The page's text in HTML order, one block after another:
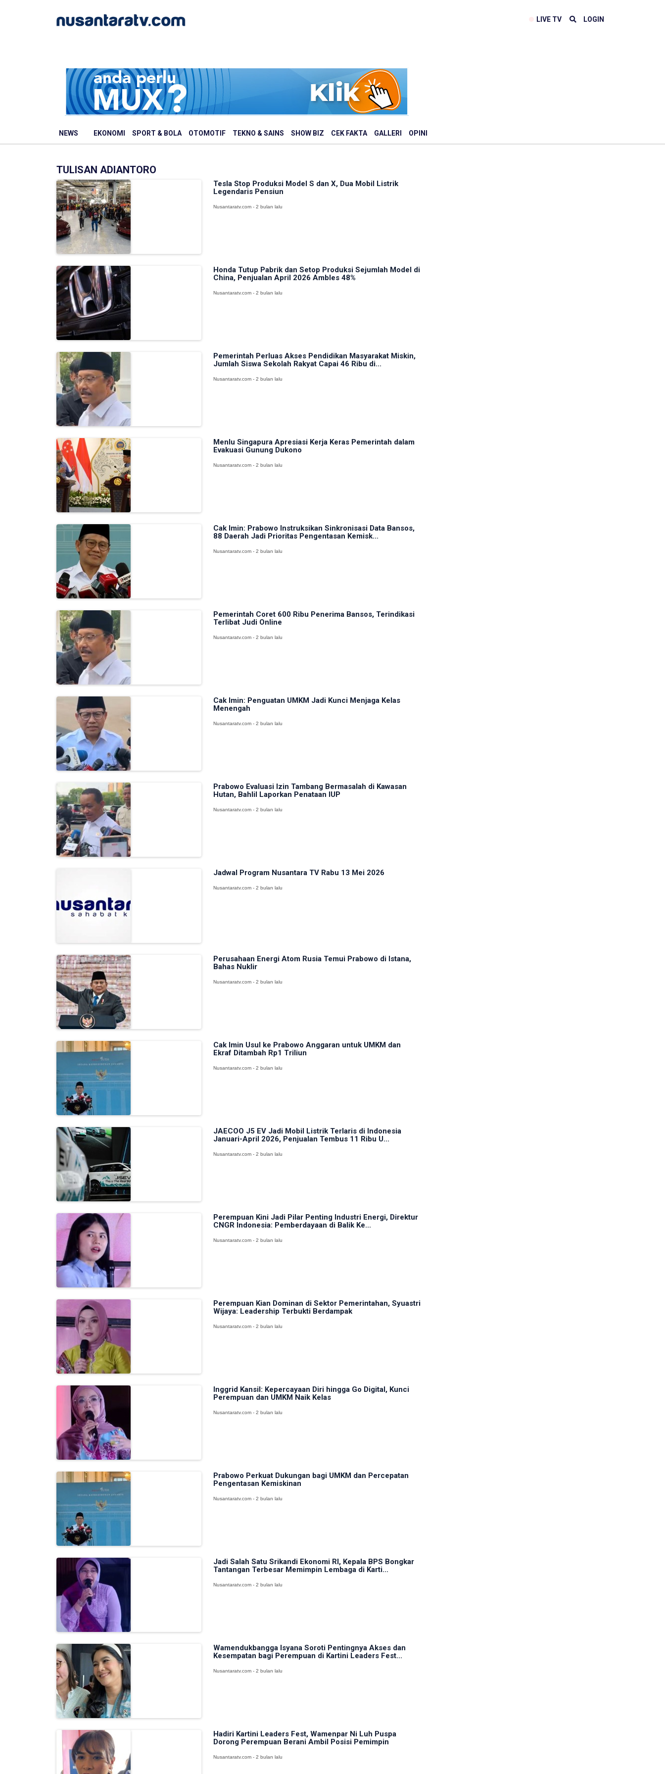
LIVE TV LOGIN
NEWS EKONOMI SPORT & BOLA OTOMOTIF TEKNO & SAINS SHOW BIZ CEK FAKTA GALLERI OPINI
TULISAN ADIANTORO
Tesla Stop Produksi Model S dan X, Dua Mobil Listrik
Legendaris Pensiun
Nusantaratv.com - 2 bulan lalu
Honda Tutup Pabrik dan Setop Produksi Sejumlah Model di
China, Penjualan April 2026 Ambles 48%
Nusantaratv.com - 2 bulan lalu
Pemerintah Perluas Akses Pendidikan Masyarakat Miskin,
Jumlah Siswa Sekolah Rakyat Capai 46 Ribu di...
Nusantaratv.com - 2 bulan lalu
Menlu Singapura Apresiasi Kerja Keras Pemerintah dalam
Evakuasi Gunung Dukono
Nusantaratv.com - 2 bulan lalu
Cak Imin: Prabowo Instruksikan Sinkronisasi Data Bansos,
88 Daerah Jadi Prioritas Pengentasan Kemisk...
Nusantaratv.com - 2 bulan lalu
Pemerintah Coret 600 Ribu Penerima Bansos, Terindikasi
Terlibat Judi Online
Nusantaratv.com - 2 bulan lalu
Cak Imin: Penguatan UMKM Jadi Kunci Menjaga Kelas
Menengah
Nusantaratv.com - 2 bulan lalu
Prabowo Evaluasi Izin Tambang Bermasalah di Kawasan
Hutan, Bahlil Laporkan Penataan IUP
Nusantaratv.com - 2 bulan lalu
Jadwal Program Nusantara TV Rabu 13 Mei 2026
Nusantaratv.com - 2 bulan lalu
Perusahaan Energi Atom Rusia Temui Prabowo di Istana,
Bahas Nuklir
Nusantaratv.com - 2 bulan lalu
Cak Imin Usul ke Prabowo Anggaran untuk UMKM dan
Ekraf Ditambah Rp1 Triliun
Nusantaratv.com - 2 bulan lalu
JAECOO J5 EV Jadi Mobil Listrik Terlaris di Indonesia
Januari-April 2026, Penjualan Tembus 11 Ribu U...
Nusantaratv.com - 2 bulan lalu
Perempuan Kini Jadi Pilar Penting Industri Energi, Direktur
CNGR Indonesia: Pemberdayaan di Balik Ke...
Nusantaratv.com - 2 bulan lalu
Perempuan Kian Dominan di Sektor Pemerintahan, Syuastri
Wijaya: Leadership Terbukti Berdampak
Nusantaratv.com - 2 bulan lalu
Inggrid Kansil: Kepercayaan Diri hingga Go Digital, Kunci
Perempuan dan UMKM Naik Kelas
Nusantaratv.com - 2 bulan lalu
Prabowo Perkuat Dukungan bagi UMKM dan Percepatan
Pengentasan Kemiskinan
Nusantaratv.com - 2 bulan lalu
Jadi Salah Satu Srikandi Ekonomi RI, Kepala BPS Bongkar
Tantangan Terbesar Memimpin Lembaga di Karti...
Nusantaratv.com - 2 bulan lalu
Wamendukbangga Isyana Soroti Pentingnya Akses dan
Kesempatan bagi Perempuan di Kartini Leaders Fest...
Nusantaratv.com - 2 bulan lalu
Hadiri Kartini Leaders Fest, Wamenpar Ni Luh Puspa
Dorong Perempuan Berani Ambil Posisi Pemimpin
Nusantaratv.com - 2 bulan lalu